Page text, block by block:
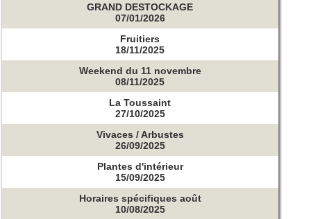
GRAND DESTOCKAGE
07/01/2026
Fruitiers
18/11/2025
Weekend du 11 novembre
08/11/2025
La Toussaint
27/10/2025
Vivaces / Arbustes
26/09/2025
Plantes d'intérieur
15/09/2025
Horaires spécifiques août
10/08/2025